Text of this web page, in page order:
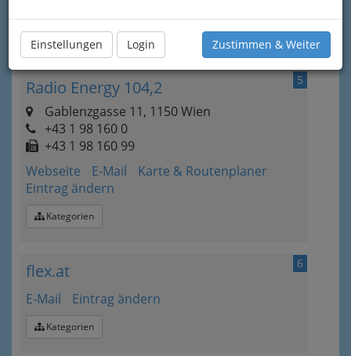
Einstellungen Login Zustimmen & Weiter
Kategorien
5
Radio Energy 104,2
Gablenzgasse 11, 1150 Wien
+43 1 98 160 0
+43 1 98 160 99
Webseite
E-Mail
Karte & Routenplaner
Eintrag ändern
Kategorien
6
flex.at
E-Mail Eintrag ändern
Kategorien